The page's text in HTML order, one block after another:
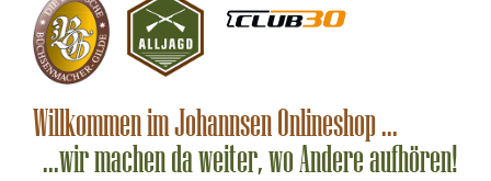
Willkommen im Johannsen Onlineshop ...
...wir machen da weiter, wo Andere aufhören!